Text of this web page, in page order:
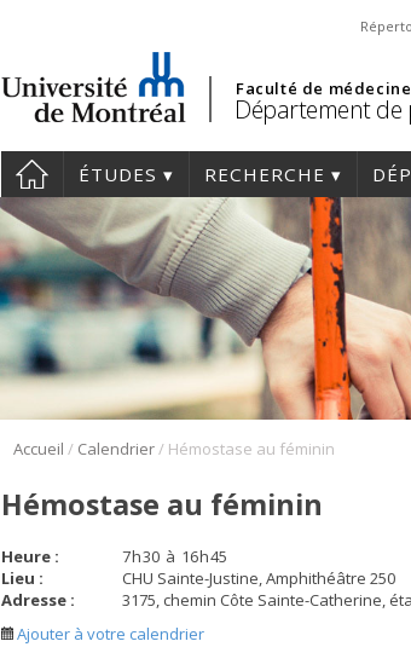
Faculté de médecine
Département de
ÉTUDES RECHERCHE
Accueil / Calendrier/ Hémostase au féminin
Hémostase au féminin
Heure : 7h30 à 16h45
Lieu :
CHU Sainte-Justine, Amphithéâtre 250
Adresse :
3175, chemin Côte Sainte-Catherine,
Ajouter à votre calendrier